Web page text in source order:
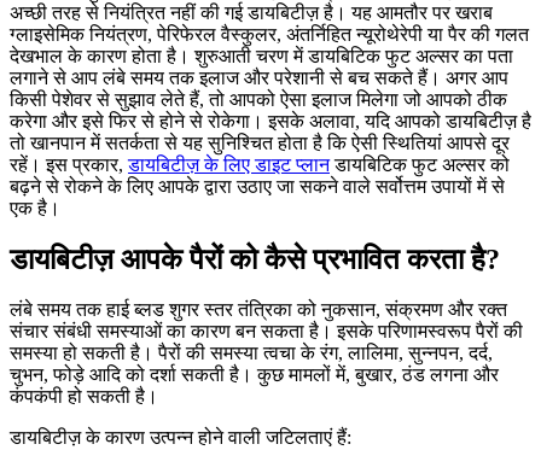
अच्छी तरह से नियंत्रित नहीं की गई डायबिटीज़ है। यह आमतौर पर खराब
ग्लाइसेमिक नियंत्रण, पेरिफेरल वैस्कुलर, अंतर्निहित न्यूरोथेरेपी या पैर की गलत
देखभाल के कारण होता है। शुरुआती चरण में डायबिटिक फुट अल्सर का पता
लगाने से आप लंबे समय तक इलाज और परेशानी से बच सकते हैं। अगर आप
किसी पेशेवर से सुझाव लेते हैं, तो आपको ऐसा इलाज मिलेगा जो आपको ठीक
करेगा और इसे फिर से होने से रोकेगा। इसके अलावा, यदि आपको डायबिटीज़ है
तो खानपान में सतर्कता से यह सुनिश्चित होता है कि ऐसी स्थितियां आपसे दूर
रहें। इस प्रकार,डायबिटीज़ के लिए डाइट प्लानडायबिटिक फुट अल्सर को
बढ़ने से रोकने के लिए आपके द्वारा उठाए जा सकने वाले सर्वोत्तम उपायों में से
एक है।
डायबिटीज़ आपके पैरों को कैसे प्रभावित करता है?
लंबे समय तक हाई ब्लड शुगर स्तर तंत्रिका को नुकसान, संक्रमण और रक्त
संचार संबंधी समस्याओं का कारण बन सकता है। इसके परिणामस्वरूप पैरों की
समस्या हो सकती है। पैरों की समस्या त्वचा के रंग, लालिमा, सुन्नपन, दर्द,
चुभन, फोड़े आदि को दर्शा सकती है। कुछ मामलों में, बुखार, ठंड लगना और
कंपकंपी हो सकती है।
डायबिटीज़ के कारण उत्पन्न होने वाली जटिलताएं हैं: